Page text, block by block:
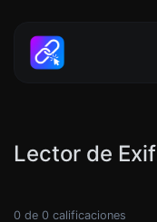
Lector de Exif
0 de 0 calificaciones